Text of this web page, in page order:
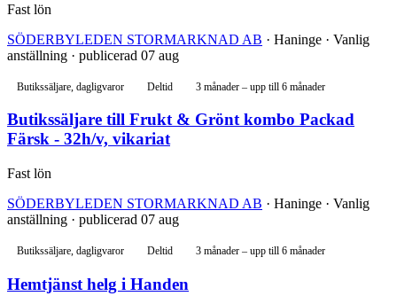
Fast lön
SÖDERBYLEDEN STORMARKNAD AB · Haninge · Vanlig
anställning · publicerad 07 aug
Butikssäljare, dagligvaror Deltid 3 månader – upp till 6 månader
Butikssäljare till Frukt & Grönt kombo Packad
Färsk - 32h/v, vikariat
Fast lön
SÖDERBYLEDEN STORMARKNAD AB · Haninge · Vanlig
anställning · publicerad 07 aug
Butikssäljare, dagligvaror Deltid 3 månader – upp till 6 månader
Hemtjänst helg i Handen